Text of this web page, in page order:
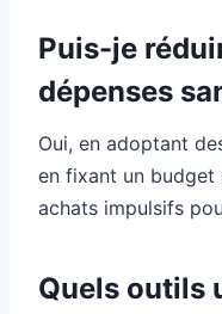
Puis-je
dépenses
Oui, en adoptant
en fixant un budget
achats impulsifs
Quels outils